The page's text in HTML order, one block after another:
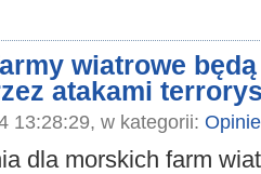
wiatrowe będą
atakami
13:28:29, w kategorii: Opinie
dla morskich farm